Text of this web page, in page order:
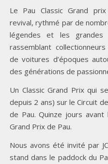
Le Pau Classic Grand
revival, rythmé par de
légendes et les grandes
rassemblant
de voitures d’époques
des générations de
Un Classic Grand Prix qui
depuis 2 ans) sur le Circuit
de Pau. Quinze jours
Grand Prix de Pau.
Nous avons été invité par
stand dans le paddock du